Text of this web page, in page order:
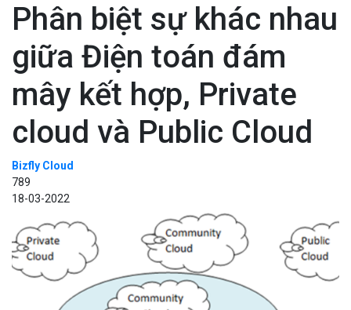
Phân biệt sự khác nhau
giữa Điện toán đám
mây kết hợp, Private
cloud và Public Cloud
Bizfly Cloud
789
18-03-2022